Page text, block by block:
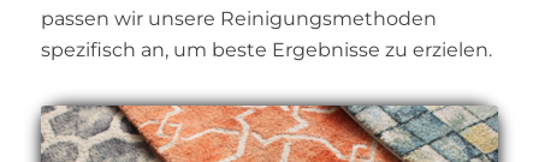
passen wir unsere Reinigungsmethoden
spezifisch an, um beste Ergebnisse zu erzielen.